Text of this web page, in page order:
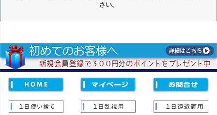
さい。
価格
〜
並び順